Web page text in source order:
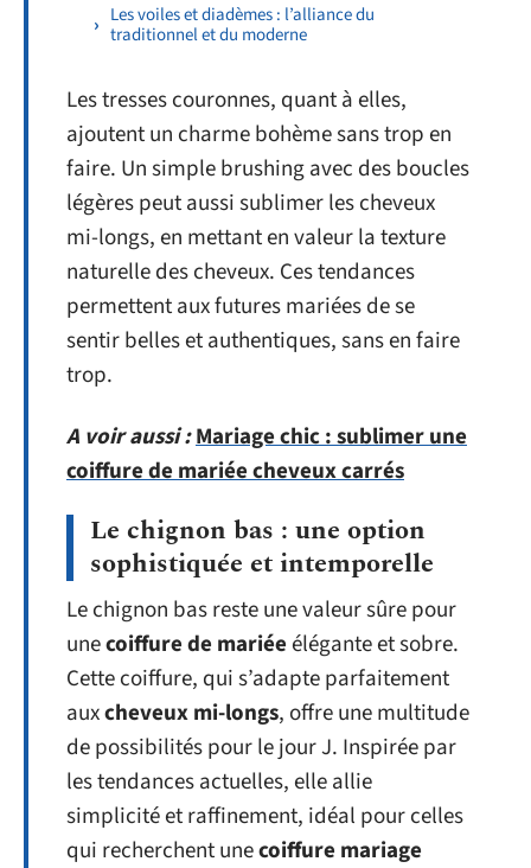
Les voiles et diadèmes : l’alliance du
traditionnel et du moderne
Les tresses couronnes, quant à elles,
ajoutent un charme bohème sans trop en
faire. Un simple brushing avec des boucles
légères peut aussi sublimer les cheveux
mi-longs, en mettant en valeur la texture
naturelle des cheveux. Ces tendances
permettent aux futures mariées de se
sentir belles et authentiques, sans en faire
trop.
A voir aussi :Mariage chic : sublimer une
coiffure de mariée cheveux carrés
Le chignon bas : une option
sophistiquée et intemporelle
Le chignon bas reste une valeur sûre pour
unecoiffure de mariéeélégante et sobre.
Cette coiffure, qui s’adapte parfaitement
auxcheveux mi-longs, offre une multitude
de possibilités pour le jour J. Inspirée par
les tendances actuelles, elle allie
simplicité et raffinement, idéal pour celles
qui recherchent unecoiffure mariage